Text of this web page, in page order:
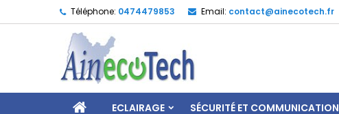
Téléphone: 0474479853 Email: contact@ainecotech.fr
ECLAIRAGE SÉCURITÉ ET COMMUNICATION